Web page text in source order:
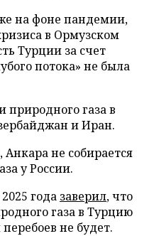
на фоне пандемии,
в Ормузском
Турции за счет
потока» не была
газа в
и Иран.
не собирается
у России.
года заверил, что
газа в Турцию
не будет.